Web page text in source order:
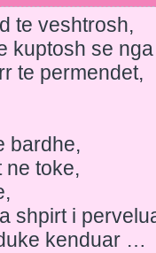
te veshtrosh,
kuptosh se
te permendet,
bardhe,
ne toke,
shpirt i
kenduar …